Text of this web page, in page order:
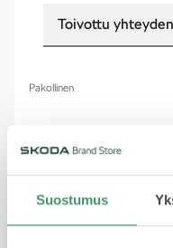
Suostumus
Toivottu
Pakollinen
Pakollinen